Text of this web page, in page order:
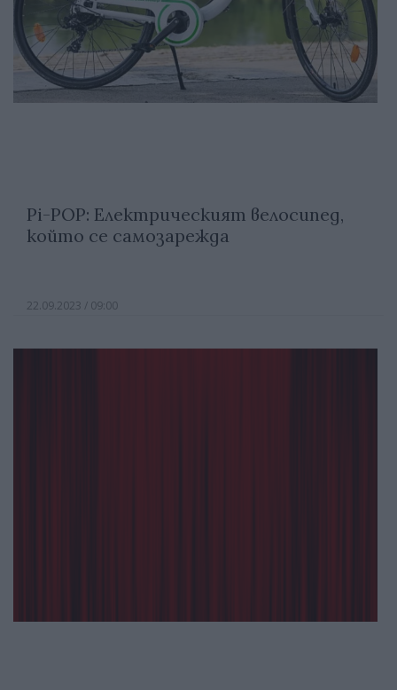
Pi-POP: Електрическият велосипед,
който се самозарежда
22.09.2023 / 09:00